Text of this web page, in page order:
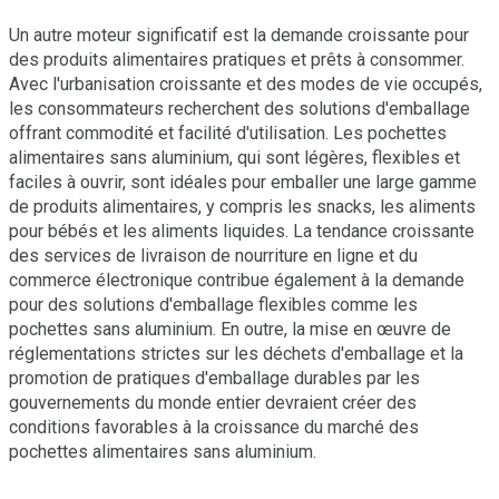
Un autre moteur significatif est la demande croissante pour
des produits alimentaires pratiques et prêts à consommer.
Avec l'urbanisation croissante et des modes de vie occupés,
les consommateurs recherchent des solutions d'emballage
offrant commodité et facilité d'utilisation. Les pochettes
alimentaires sans aluminium, qui sont légères, flexibles et
faciles à ouvrir, sont idéales pour emballer une large gamme
de produits alimentaires, y compris les snacks, les aliments
pour bébés et les aliments liquides. La tendance croissante
des services de livraison de nourriture en ligne et du
commerce électronique contribue également à la demande
pour des solutions d'emballage flexibles comme les
pochettes sans aluminium. En outre, la mise en œuvre de
réglementations strictes sur les déchets d'emballage et la
promotion de pratiques d'emballage durables par les
gouvernements du monde entier devraient créer des
conditions favorables à la croissance du marché des
pochettes alimentaires sans aluminium.